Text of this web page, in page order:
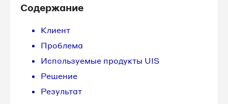
Содержание
Клиент
Проблема
Используемые продукты UIS
Решение
Результат